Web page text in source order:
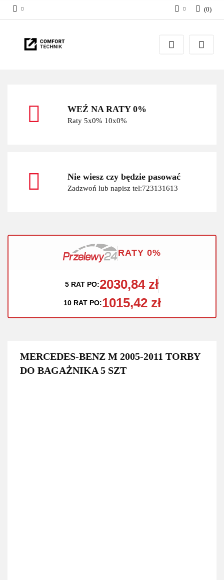
Zaloguj się
Zarejestruj się
(0)
WEŹ NA RATY 0%
Raty 5x0% 10x0%
Nie wiesz czy będzie pasować
Zadzwoń lub napisz tel:723131613
RATY 0%
5 RAT PO:2030,84 zł
10 RAT PO:1015,42 zł
MERCEDES-BENZ M 2005-2011 TORBY
DO BAGAŻNIKA 5 SZT